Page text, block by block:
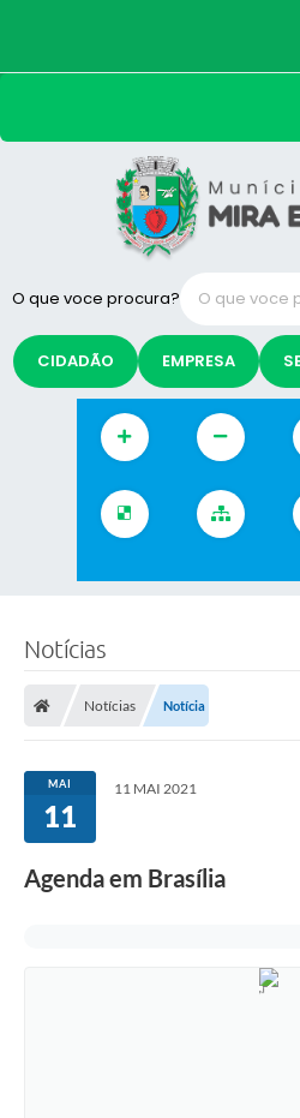
O que voce procura?
CIDADÃO EMPRESA
Notícias
Notícias Notícia
MAI
11
11 MAI 2021
Agenda em Brasília